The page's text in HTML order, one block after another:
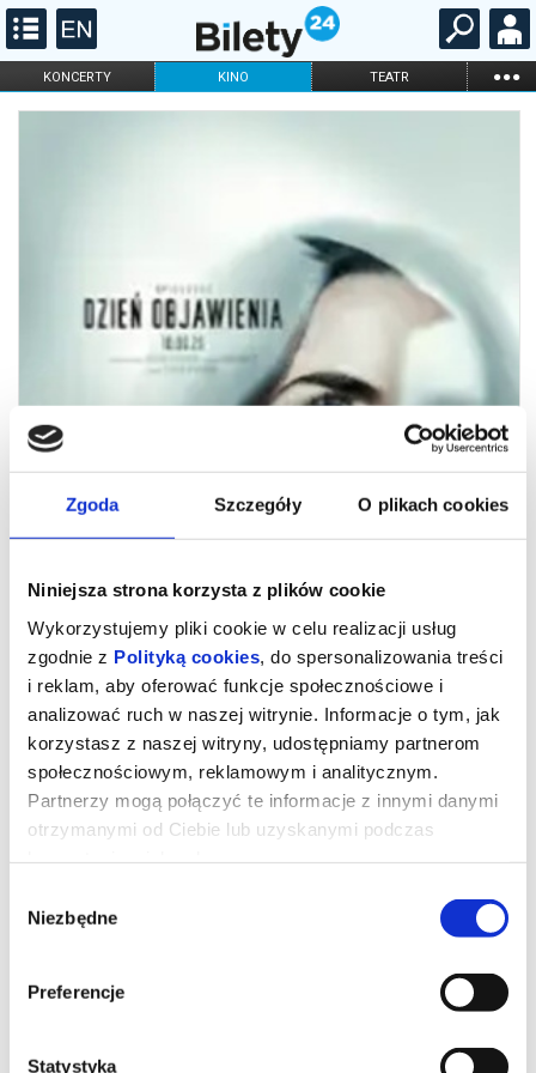
Zgoda Szczegóły O plikach cookies
Niniejsza strona korzysta z plików cookie
Wykorzystujemy pliki cookie w celu realizacji usług
zgodnie z Polityką cookies , do spersonalizowania treści
i reklam, aby oferować funkcje społecznościowe i
analizować ruch w naszej witrynie. Informacje o tym, jak
korzystasz z naszej witryny, udostępniamy partnerom
społecznościowym, reklamowym i analitycznym.
Partnerzy mogą połączyć te informacje z innymi danymi
otrzymanymi od Ciebie lub uzyskanymi podczas
zgody
Niezbędne
Preferencje
Statystyka
KONCERTY KINO TEATR ...
FILHARMONIA OPERA I BALET
falę spekulacji po tym, jak w czasie transmisji na żywo nagle
zaczyna mówić w tajemniczym obcym języku. Zaczynają się
spekulacje o kontakcie z istotami pozaziemskimi.Analityk ds.
prawdopodobnie jest jedyną osobą, która choć nie wie jak to
możliwe, rozumie ten język i może przetłumaczyć go na angielski.